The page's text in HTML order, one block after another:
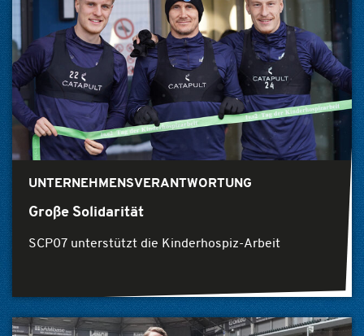
UNTERNEHMENSVERANTWORTUNG
Große Solidarität
SCP07 unterstützt die Kinderhospiz-Arbeit